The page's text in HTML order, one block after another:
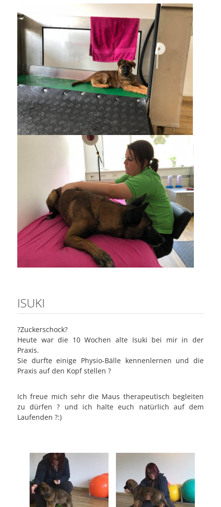
ISUKI
?Zuckerschock?
Heute war die 10 Wochen alte Isuki bei mir in der
Praxis.
Sie durfte einige Physio-Bälle kennenlernen und die
Praxis auf den Kopf stellen ?
Ich freue mich sehr die Maus therapeutisch begleiten
zu dürfen ? und ich halte euch natürlich auf dem
Laufenden ?:)